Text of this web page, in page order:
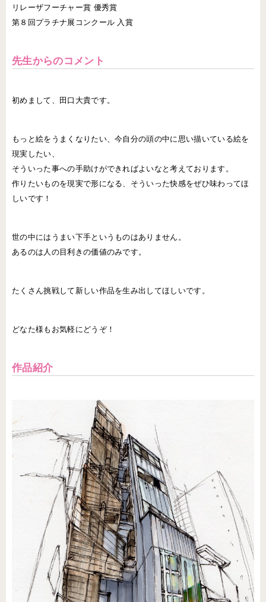
リレーザフーチャー賞 優秀賞
第８回プラチナ展コンクール 入賞
先生からのコメント
初めまして、田口大貴です。
もっと絵をうまくなりたい、今自分の頭の中に思い描いている絵を
現実したい、
そういった事への手助けができればよいなと考えております。
作りたいものを現実で形になる、そういった快感をぜひ味わってほ
しいです！
世の中にはうまい下手というものはありません。
あるのは人の目利きの価値のみです。
たくさん挑戦して新しい作品を生み出してほしいです。
どなた様もお気軽にどうぞ！
作品紹介